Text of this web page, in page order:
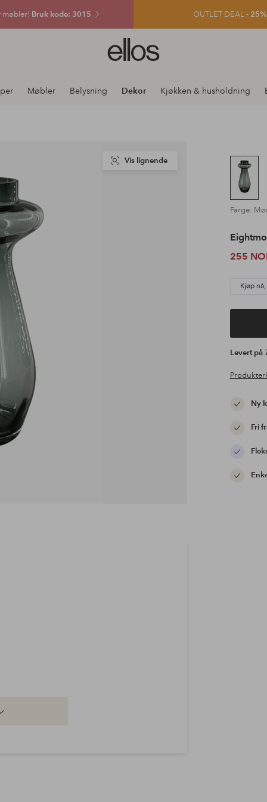
møbler! Bruk kode: 3015 OUTLET DEAL -
Ellos
logo
Møbler Belysning Dekor Kjøkken & husholdning
Vis lignende
Farge:
255
Kjøp
Levert
Ny
Fri